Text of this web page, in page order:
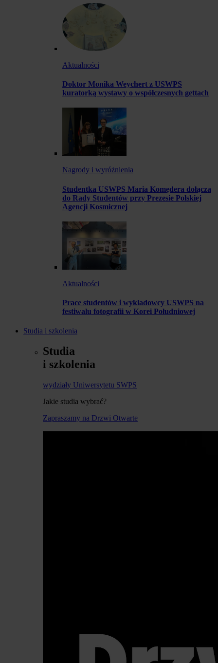
Aktualności
Doktor Monika Weychert z USWPS
kuratorką wystawy o współczesnych gettach
Nagrody i wyróżnienia
Studentka USWPS Maria Komędera dołącza
do Rady Studentów przy Prezesie Polskiej
Agencji Kosmicznej
Aktualności
Prace studentów i wykładowcy USWPS na
festiwalu fotografii w Korei Południowej
Studia i szkolenia
Studia
i szkolenia
wydziały Uniwersytetu SWPS
Jakie studia wybrać?
Zapraszamy na Drzwi Otwarte